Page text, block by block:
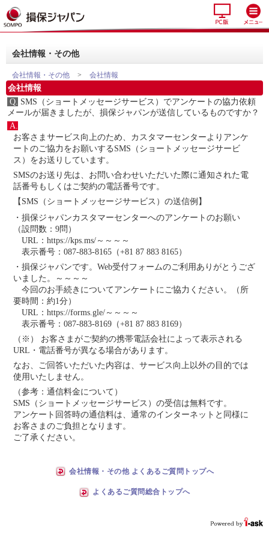
会社情報・その他
会社情報・その他 > 会社情報
会社情報
Q. SMS（ショートメッセージサービス）でアンケートの協力依頼
メールが届きましたが、損保ジャパンが送信しているものですか？
A.
お客さまサービス向上のため、カスタマーセンターよりアンケ
ートのご協力をお願いするSMS（ショートメッセージサービ
ス）をお送りしています。
SMSのお送り先は、お問い合わせいただいた際に通知された電
話番号もしくはご契約の電話番号です。
【SMS（ショートメッセージサービス）の送信例】
・損保ジャパンカスタマーセンターへのアンケートのお願い
（設問数：9問）
URL：https://kps.ms/～～～～
表示番号：087-883-8165（+81 87 883 8165）
・損保ジャパンです。Web受付フォームのご利用ありがとうござ
いました。～～～～
今回のお手続きについてアンケートにご協力ください。（所
要時間：約1分）
URL：https://forms.gle/～～～～
表示番号：087-883-8169（+81 87 883 8169）
（※） お客さまがご契約の携帯電話会社によって表示される
URL・電話番号が異なる場合があります。
なお、ご回答いただいた内容は、サービス向上以外の目的では
使用いたしません。
（参考：通信料金について）
SMS（ショートメッセージサービス）の受信は無料です。
アンケート回答時の通信料は、通常のインターネットと同様に
お客さまのご負担となります。
ご了承ください。
会社情報・その他 よくあるご質問トップへ
よくあるご質問総合トップへ